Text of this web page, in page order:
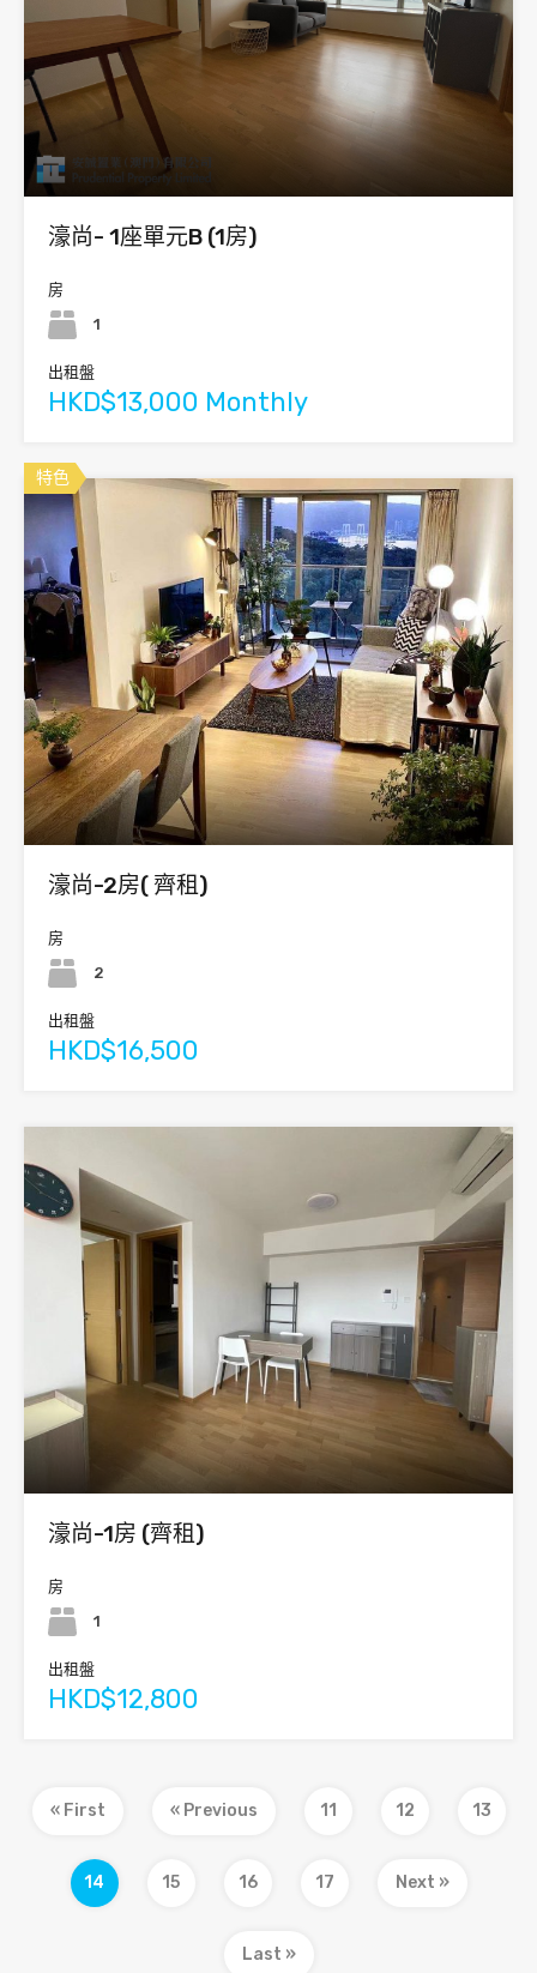
濠尚- 1座單元B (1房)
房
1
出租盤
HKD$13,000 Monthly
特色
濠尚-2房( 齊租)
房
2
出租盤
HKD$16,500
濠尚-1房 (齊租)
房
1
出租盤
HKD$12,800
« First « Previous 11 12 13
14 15 16 17 Next »
Last »